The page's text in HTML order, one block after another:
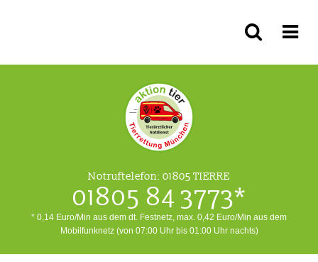
Notruftelefon: 01805 TIERRE
01805 84 3773*
* 0,14 Euro/Min aus dem dt. Festnetz, max. 0,42 Euro/Min aus dem
Mobilfunknetz (von 07:00 Uhr bis 01:00 Uhr nachts)